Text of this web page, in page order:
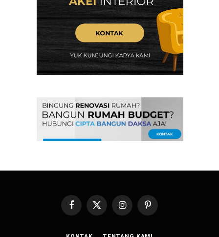
FacebookX
(Twitter)
InstagramPinterest